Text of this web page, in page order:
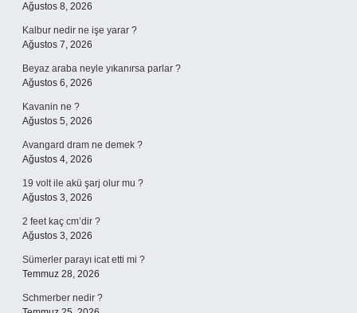
Ağustos 8, 2026
Kalbur nedir ne işe yarar ?
Ağustos 7, 2026
Beyaz araba neyle yıkanırsa parlar ?
Ağustos 6, 2026
Kavanin ne ?
Ağustos 5, 2026
Avangard dram ne demek ?
Ağustos 4, 2026
19 volt ile akü şarj olur mu ?
Ağustos 3, 2026
2 feet kaç cm’dir ?
Ağustos 3, 2026
Sümerler parayı icat etti mi ?
Temmuz 28, 2026
Schmerber nedir ?